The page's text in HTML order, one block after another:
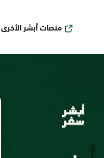
منصات أبشر الأخرى